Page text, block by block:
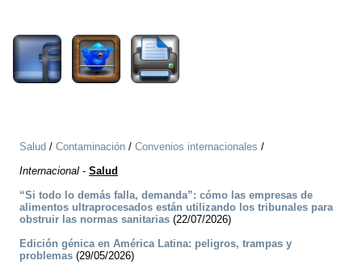
Salud / Contaminación / Convenios internacionales /
Internacional - Salud
“Si todo lo demás falla, demanda”: cómo las empresas de
alimentos ultraprocesados están utilizando los tribunales para
obstruir las normas sanitarias (22/07/2026)
Edición génica en América Latina: peligros, trampas y
problemas (29/05/2026)